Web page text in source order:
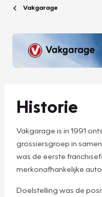
Vakgarage
Historie
Vakgarage is in 1991
grossiersgroep in
was de eerste
merkonafhankelijke
Doelstelling was de